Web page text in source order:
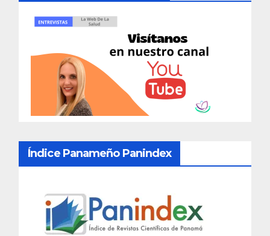
Índice Panameño Panindex